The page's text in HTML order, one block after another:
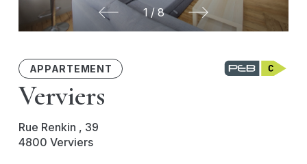
1/8
APPARTEMENT
Verviers
Rue Renkin , 39
4800 Verviers